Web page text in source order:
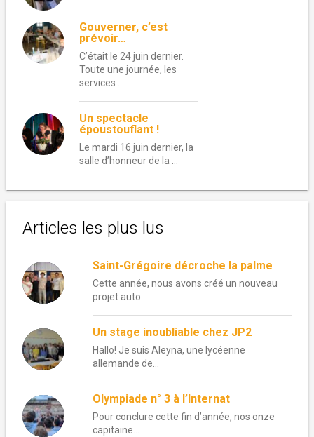
Gouverner, c’est
prévoir…
C’était le 24 juin dernier.
Toute une journée, les
services …
Un spectacle
époustouflant !
Le mardi 16 juin dernier, la
salle d’honneur de la …
Articles les plus lus
Saint-Grégoire décroche la palme
Cette année, nous avons créé un nouveau
projet auto...
Un stage inoubliable chez JP2
Hallo! Je suis Aleyna, une lycéenne
allemande de...
Olympiade n° 3 à l’Internat
Pour conclure cette fin d’année, nos onze
capitaine...